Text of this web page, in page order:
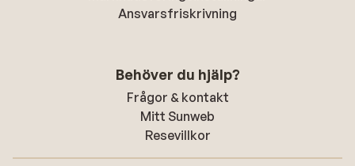
Ansvarsfriskrivning
Behöver du hjälp?
Frågor & kontakt
Mitt Sunweb
Resevillkor